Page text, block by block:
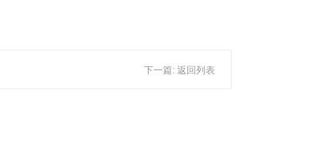
下一篇: 返回列表